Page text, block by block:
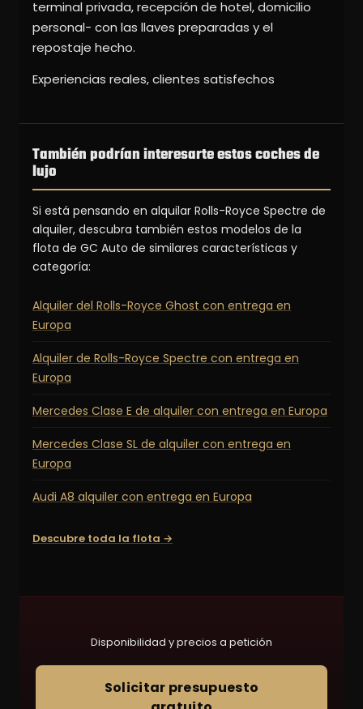
terminal privada, recepción de hotel, domicilio
personal- con las llaves preparadas y el
repostaje hecho.
Experiencias reales, clientes satisfechos
También podrían interesarte estos coches de
lujo
Si está pensando en alquilar Rolls-Royce Spectre de
alquiler, descubra también estos modelos de la
flota de GC Auto de similares características y
categoría:
Alquiler del Rolls-Royce Ghost con entrega en
Europa
Alquiler de Rolls-Royce Spectre con entrega en
Europa
Mercedes Clase E de alquiler con entrega en Europa
Mercedes Clase SL de alquiler con entrega en
Europa
Audi A8 alquiler con entrega en Europa
Descubre toda la flota →
Disponibilidad y precios a petición
Solicitar presupuesto